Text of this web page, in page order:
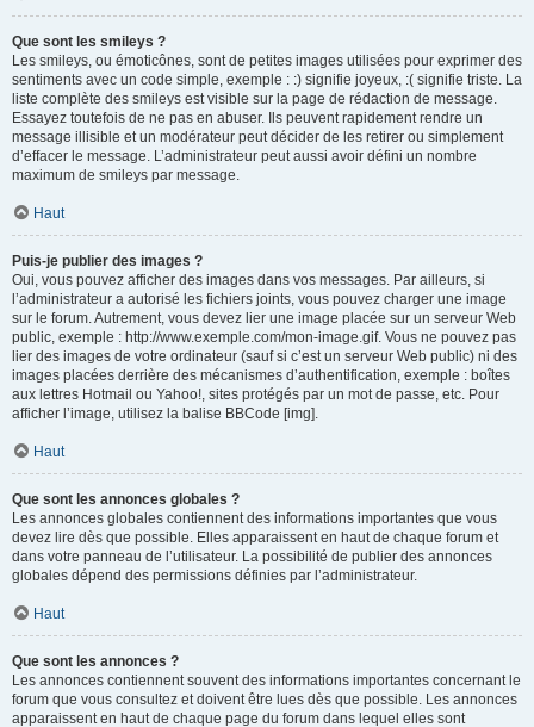
Que sont les smileys ?
Les smileys, ou émoticônes, sont de petites images utilisées pour exprimer des
sentiments avec un code simple, exemple : :) signifie joyeux, :( signifie triste. La
liste complète des smileys est visible sur la page de rédaction de message.
Essayez toutefois de ne pas en abuser. Ils peuvent rapidement rendre un
message illisible et un modérateur peut décider de les retirer ou simplement
d’effacer le message. L’administrateur peut aussi avoir défini un nombre
maximum de smileys par message.
Haut
Puis-je publier des images ?
Oui, vous pouvez afficher des images dans vos messages. Par ailleurs, si
l’administrateur a autorisé les fichiers joints, vous pouvez charger une image
sur le forum. Autrement, vous devez lier une image placée sur un serveur Web
public, exemple : http://www.exemple.com/mon-image.gif. Vous ne pouvez pas
lier des images de votre ordinateur (sauf si c’est un serveur Web public) ni des
images placées derrière des mécanismes d’authentification, exemple : boîtes
aux lettres Hotmail ou Yahoo!, sites protégés par un mot de passe, etc. Pour
afficher l’image, utilisez la balise BBCode [img].
Haut
Que sont les annonces globales ?
Les annonces globales contiennent des informations importantes que vous
devez lire dès que possible. Elles apparaissent en haut de chaque forum et
dans votre panneau de l’utilisateur. La possibilité de publier des annonces
globales dépend des permissions définies par l’administrateur.
Haut
Que sont les annonces ?
Les annonces contiennent souvent des informations importantes concernant le
forum que vous consultez et doivent être lues dès que possible. Les annonces
apparaissent en haut de chaque page du forum dans lequel elles sont